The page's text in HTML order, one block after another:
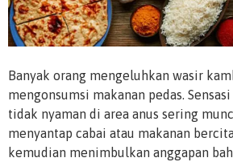
Banyak orang mengeluhkan wasir
mengonsumsi makanan pedas.
tidak nyaman di area anus sering
menyantap cabai atau makanan
kemudian menimbulkan anggapan